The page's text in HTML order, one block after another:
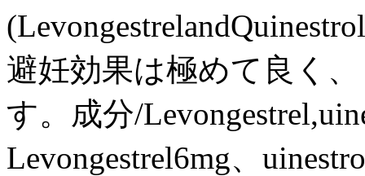
避妊効果は極めて良く
す。成分/
Levongestrel6mg、